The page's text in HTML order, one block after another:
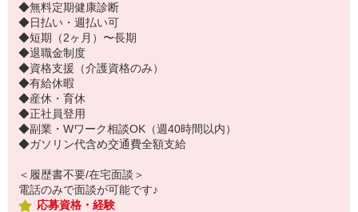
◆無料定期健康診断
◆日払い・週払い可
◆短期（2ヶ月）〜長期
◆退職金制度
◆資格支援（介護資格のみ）
◆有給休暇
◆産休・育休
◆正社員登用
◆副業・Wワーク相談OK（週40時間以内）
◆ガソリン代含め交通費全額支給
＜履歴書不要/在宅面談＞
電話のみで面談が可能です♪
応募資格・経験